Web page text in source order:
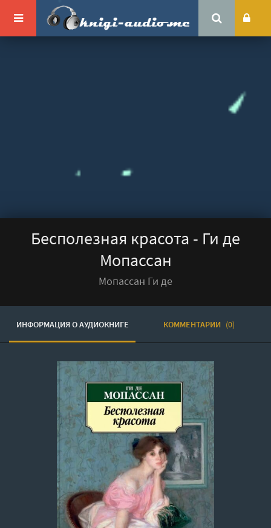
Бесполезная красота - Ги де
Мопассан
Мопассан Ги де
ИНФОРМАЦИЯ О АУДИОКНИГЕ КОММЕНТАРИИ (0)